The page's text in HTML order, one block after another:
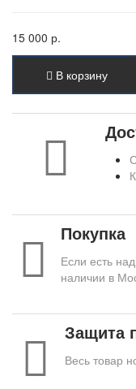
15 000 р.
В корзину
Покупка
Если есть
наличии в
Защита
Весь товар